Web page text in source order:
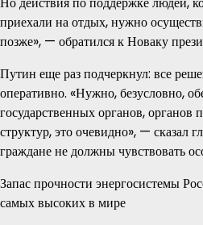
приехали на отдых, нужно
позже», — обратился к Новаку
Путин еще раз подчеркнул: все
оперативно. «Нужно, безусловно,
государственных органов, органов
структур, это очевидно», — сказал
граждане не должны чувствовать
Запас прочности энергосистемы
самых высоких в мире